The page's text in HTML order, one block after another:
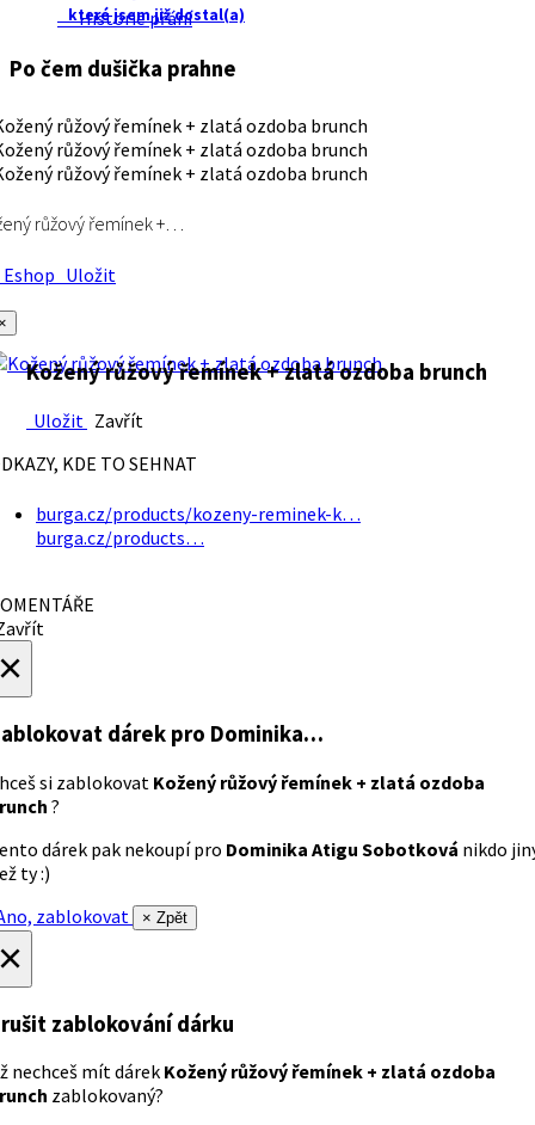
které jsem již dostal(a)
Historie přání
Po čem dušička prahne
růžový řemínek +…
Uložit
Kožený růžový řemínek + zlatá ozdoba brunch
Uložit Zavřít
KDE TO SEHNAT
burga.cz/products/kozeny-reminek-k…
burga.cz/products…
dárek pro Dominika…
si zablokovat Kožený růžový řemínek + zlatá ozdoba
?
dárek pak nekoupí pro Dominika Atigu Sobotková nikdo
ty :)
zablokovat
× Zpět
zablokování dárku
nechceš mít dárek Kožený růžový řemínek + zlatá ozdoba
zablokovaný?